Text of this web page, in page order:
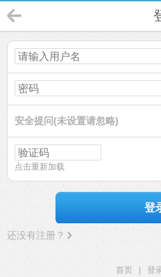
安全提问(未设置请忽略)
点击重新加载
登
还没有注册？
首页 登